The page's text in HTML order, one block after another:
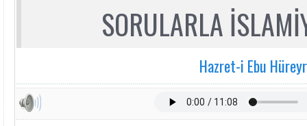
SORULARLA
Hazret-i Ebu